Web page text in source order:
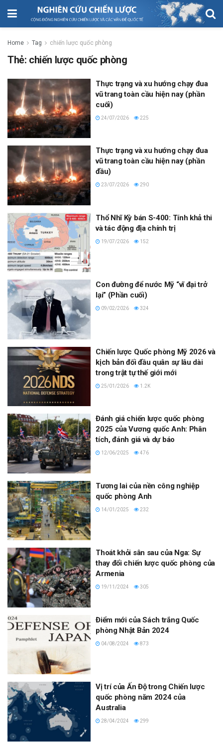
Home Tag chiến lược quốc phòng
Thẻ: chiến lược quốc phòng
Thực trạng và xu hướng chạy đua
vũ trang toàn cầu hiện nay (phần
cuối)
24/07/2026 225
Thực trạng và xu hướng chạy đua
vũ trang toàn cầu hiện nay (phần
đầu)
23/07/2026 290
Thổ Nhĩ Kỳ bán S-400: Tính khả thi
và tác động địa chính trị
19/07/2026 152
Con đường để nước Mỹ “vĩ đại trở
lại” (Phần cuối)
09/02/2026 324
Chiến lược Quốc phòng Mỹ 2026 và
kịch bản đối đầu quân sự lâu dài
trong trật tự thế giới mới
25/01/2026 1.2K
Đánh giá chiến lược quốc phòng
2025 của Vương quốc Anh: Phân
tích, đánh giá và dự báo
12/06/2025 476
Tương lai của nền công nghiệp
quốc phòng Anh
14/01/2025 232
Thoát khỏi sân sau của Nga: Sự
thay đổi chiến lược quốc phòng của
Armenia
19/11/2024 305
Điểm mới của Sách trắng Quốc
phòng Nhật Bản 2024
04/08/2024 873
Vị trí của Ấn Độ trong Chiến lược
quốc phòng năm 2024 của
Australia
28/04/2024 299